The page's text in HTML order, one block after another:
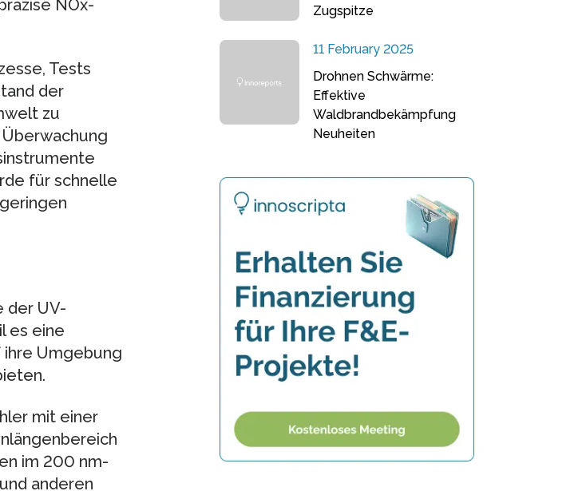
NOx-
Tests
der
zu
für schnelle
der UV-
es eine
Umgebung
mit einer
im 200 nm-
und anderen
Zugspitze
11 February 2025
Drohnen Schwärme:
Effektive
Waldbrandbekämpfung
Neuheiten